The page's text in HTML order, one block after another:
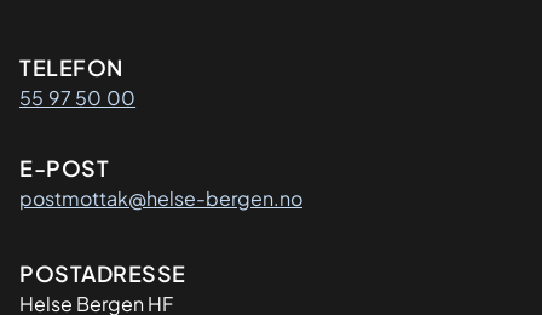
Kontaktinformasjon
TELEFON
55 97 50 00
E-POST
postmottak@helse-bergen.no
Adresse
POSTADRESSE
Helse Bergen HF